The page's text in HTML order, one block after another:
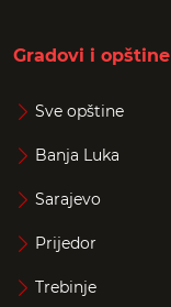
Gradovi i opštine
Sve opštine
Banja Luka
Sarajevo
Prijedor
Trebinje